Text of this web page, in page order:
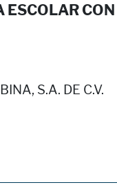
ESCOLAR
S.A. DE C.V.